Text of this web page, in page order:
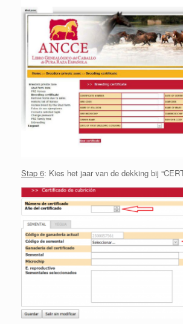
Stap 6: Kies het jaar van de dekking bij